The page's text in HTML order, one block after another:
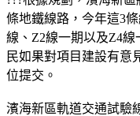
條地鐵線路，今年這3
線、Z2線一期以及Z4
民如果對項目建設有意
位提交。
濱海新區軌道交通試驗